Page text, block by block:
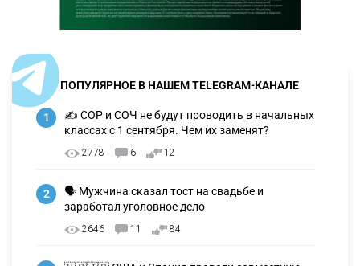
ПОПУЛЯРНОЕ В НАШЕМ TELEGRAM-КАНАЛЕ
1
✍️ СОР и СОЧ не будут проводить в начальных
классах с 1 сентября. Чем их заменят?
2778 6 12
2
🗣 Мужчина сказал тост на свадьбе и
заработал уголовное дело
2646 11 84